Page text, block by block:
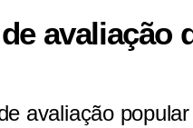
avaliação
avaliação